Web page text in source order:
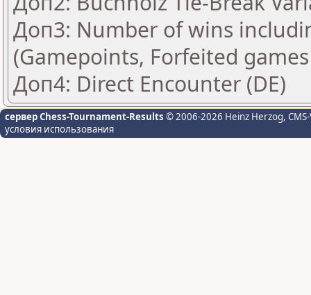
Доп3: Number of wins
(Gamepoints, Forfeited
Доп4: Direct Encounter (DE)
сервер Chess-Tournament-Results © 2006-2026 Heinz Herzog,
условия использования